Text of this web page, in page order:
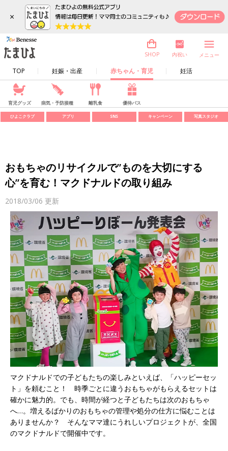
×
TOP 妊娠・出産 赤ちゃん・育児 妊活
SHOP 内祝い メニュー
育児グッズ 病気・予防接種 離乳食 優待パス
ひよこクラブ アプリ SNS キャンペーン 写真スタジオ
おもちゃのリサイクルで”ものを大切にする
心”を育む！マクドナルドの取り組み
2018/03/06 更新
マクドナルドでの子どもたちの楽しみといえば、「ハッピーセッ
ト」を頼むこと！ 時季ごとに違うおもちゃがもらえるセットは
確かに魅力的。でも、時間が経つと子どもたちは次のおもちゃ
へ…。増えるばかりのおもちゃの管理や処分の仕方に悩むことは
ありませんか？ そんなママ達にうれしいプロジェクトが、全国
のマクドナルドで開催中です。